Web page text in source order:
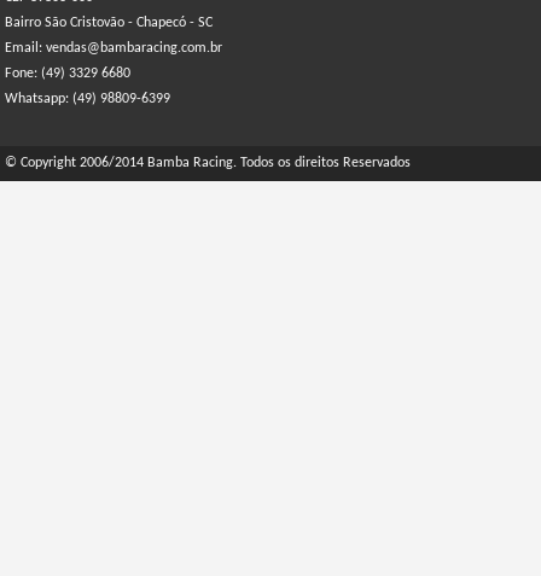
Bairro São Cristovão - Chapecó - SC
Email: vendas@bambaracing.com.br
Fone: (49) 3329 6680
Whatsapp: (49) 98809-6399
© Copyright 2006/2014 Bamba Racing. Todos os direitos Reservados